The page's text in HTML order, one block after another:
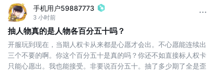
手机用户59887773
3 小时前
抽人物真的是人物各百分五十吗？
开服玩到现在，当期人权卡从来都是心愿才会出。不心愿能连续出
三个不要的啊。你这个百分五十是真的吗？你还不如直接标人权卡
只能心愿出。我也能接受。非要说百分五十。抽了多少期了全是歪